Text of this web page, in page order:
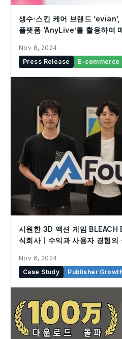
생수·스킨 케어 브랜드
플랫폼 ‘AnyLive’를 활용하여
Nov 8, 2024
Press Release
E-commerce
시원한 3D 액션 게임
식회사｜수익과 사용자 경험의
Nov 6, 2024
Case Study
Publisher